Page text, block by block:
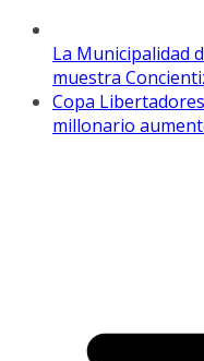
La Municipalidad
muestra
Copa
millonario